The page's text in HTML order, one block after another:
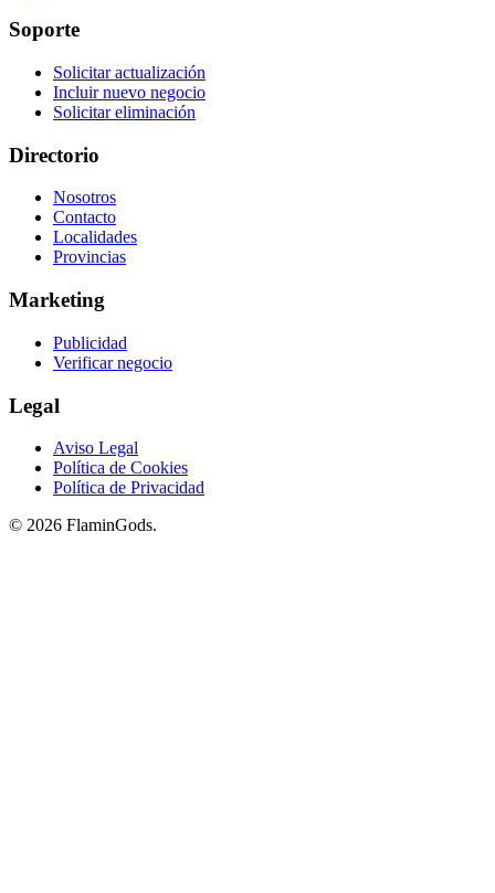
Soporte
Solicitar actualización
Incluir nuevo negocio
Solicitar eliminación
Directorio
Nosotros
Contacto
Localidades
Provincias
Marketing
Publicidad
Verificar negocio
Legal
Aviso Legal
Política de Cookies
Política de Privacidad
© 2026 FlaminGods.